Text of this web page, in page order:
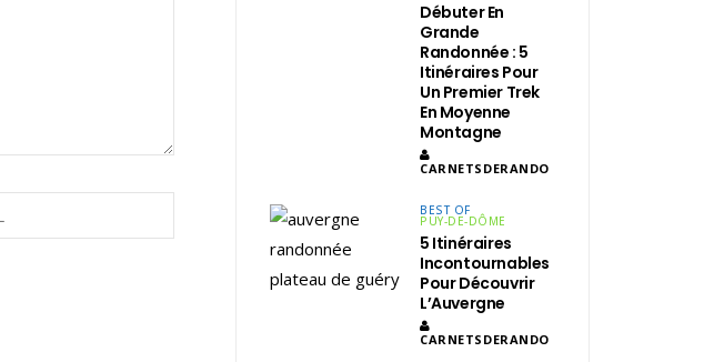
Débuter En
Grande
Randonnée : 5
Itinéraires Pour
Un Premier Trek
En Moyenne
Montagne
CARNETSDERANDO
BEST OF
PUY-DE-DÔME
5 Itinéraires
Incontournables
Pour Découvrir
L’Auvergne
CARNETSDERANDO